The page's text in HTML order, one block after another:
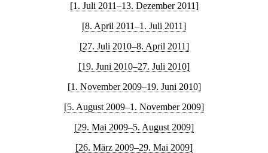
[1. Juli 2011–13. Dezember 2011]
[8. April 2011–1. Juli 2011]
[27. Juli 2010–8. April 2011]
[19. Juni 2010–27. Juli 2010]
[1. November 2009–19. Juni 2010]
[5. August 2009–1. November 2009]
[29. Mai 2009–5. August 2009]
[26. März 2009–29. Mai 2009]